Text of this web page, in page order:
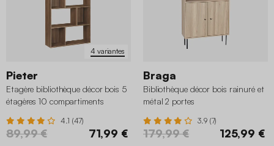
4 variantes
Pieter
Etagère bibliothèque décor bois 5
étagères 10 compartiments
4.1 (47)
89,99 € 71,99 €
Braga
Bibliothèque décor bois rainuré et
métal 2 portes
3.9 (7)
179,99 € 125,99 €